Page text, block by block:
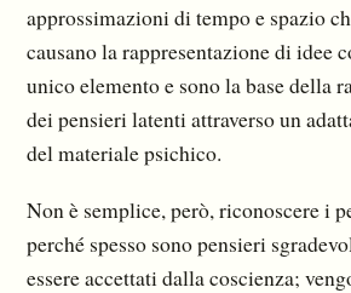
approssimazioni di tempo e spazio
causano la rappresentazione di idee
unico elemento e sono la base della
dei pensieri latenti attraverso un
del materiale psichico.
Non è semplice, però, riconoscere i
perché spesso sono pensieri
essere accettati dalla coscienza;